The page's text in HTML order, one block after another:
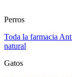
Perros
Toda la farmacia
natural
Gatos